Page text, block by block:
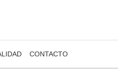
CONTACTO